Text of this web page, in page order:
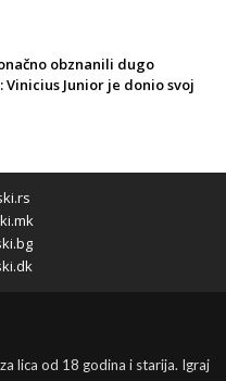
obznanili dugo
Vinicius Junior je donio svoj
lica od 18 godina i starija. Igraj